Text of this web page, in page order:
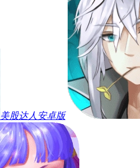
美股达人安卓版